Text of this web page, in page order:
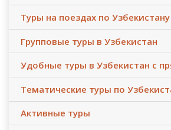
Туры на поездах по Узбекистану
Групповые туры в Узбекистан
Удобные туры в Узбекистан с
Тематические туры по
Активные туры